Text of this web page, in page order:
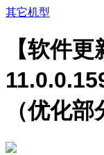
其它机型
【软件
（优化